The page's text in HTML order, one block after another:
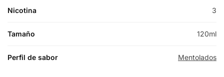
Nicotina 3
Tamaño 120ml
Perfil de sabor Mentolados